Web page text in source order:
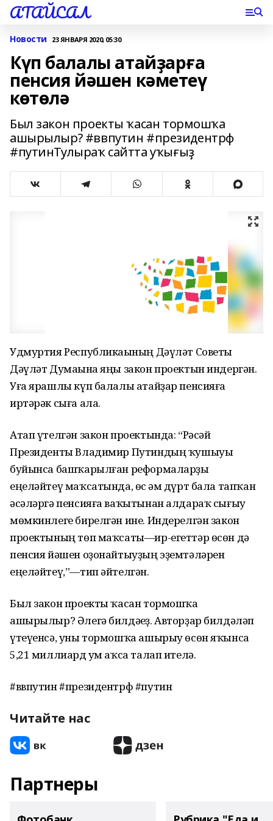
АТАЙСАЛ
Новости 23 ЯНВАРЯ 2020, 05:30
Күп балалы атайҙарға
пенсия йәшен кәметеү
көтөлә
Был закон проекты ҡасан тормошҡа
ашырылыр? #ввпутин #президентрф
#путинТулыраҡ сайтта уҡығыҙ
Удмуртия Республикаһының Дәүләт Советы
Дәүләт Думаһына яңы закон проектын индергән.
Уға ярашлы күп балалы атайҙар пенсияға
иртәрәк сыға ала.
Атап үтелгән закон проектында: “Рәсәй
Президенты Владимир Путиндың ҡушыуы
буйынса башҡарылған реформаларҙы
еңеләйтеү маҡсатында, өс һәм дүрт бала тапҡан
әсәләргә пенсияға ваҡытынан алдараҡ сығыу
мөмкинлеге бирелгән ине. Индерелгән закон
проектының төп маҡсаты—ир-егеттәр өсөн дә
пенсия йәшен оҙонайтыуҙың эҙемтәләрен
еңеләйтеү,”—тип әйтелгән.
Был закон проекты ҡасан тормошҡа
ашырылыр? Әлегә билдәһеҙ. Авторҙар билдәләп
үтеүенсә, уны тормошҡа ашырыу өсөн яҡынса
5,21 миллиард һум аҡса талап ителә.
#ввпутин #президентрф #путин
Читайте нас
Партнеры